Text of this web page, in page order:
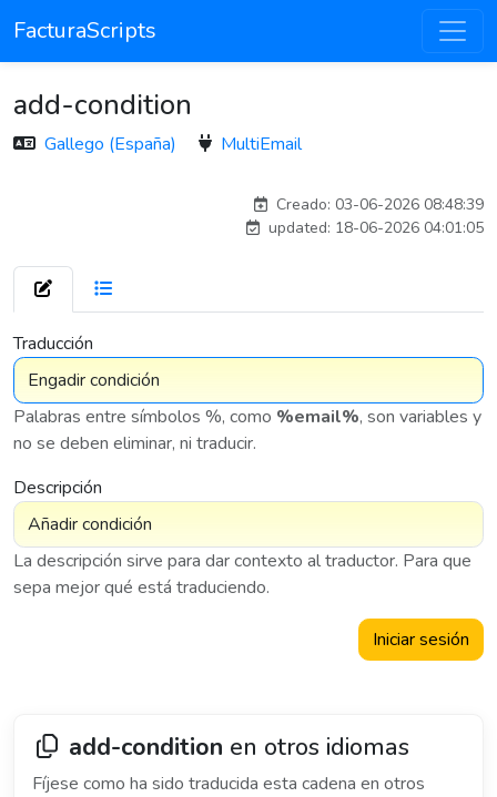
FacturaScripts
add-condition
Gallego (España) MultiEmail
Creado: 03-06-2026 08:48:39
updated: 18-06-2026 04:01:05
Traducción
Palabras entre símbolos %, como %email%, son variables y
no se deben eliminar, ni traducir.
Descripción
La descripción sirve para dar contexto al traductor. Para que
sepa mejor qué está traduciendo.
Iniciar sesión
add-condition en otros idiomas
Fíjese como ha sido traducida esta cadena en otros